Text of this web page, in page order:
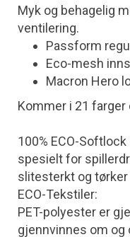
Myk og behagelig
ventilering.
Passform
Eco-mesh
Macron Hero
Kommer i 21 farger
100% ECO-
spesielt for
slitesterkt og tørker
ECO-Tekstiler:
PET-polyester er
gjennvinnes om og